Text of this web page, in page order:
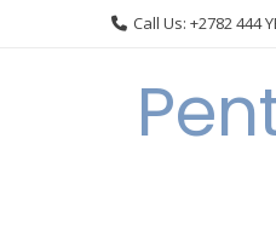
Call Us: +2782 444